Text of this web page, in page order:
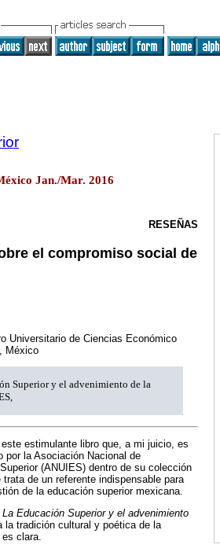
Jan./Mar. 2016
RESEÑAS
el compromiso social de
Universitario de Ciencias Económico
México
Superior y el advenimiento de la
estimulante libro que, a mi juicio, es
por la Asociación Nacional de
(ANUIES) dentro de su colección
de un referente indispensable para
de la educación superior mexicana.
La Educación Superior y el advenimiento
la tradición cultural y poética de la
clara.